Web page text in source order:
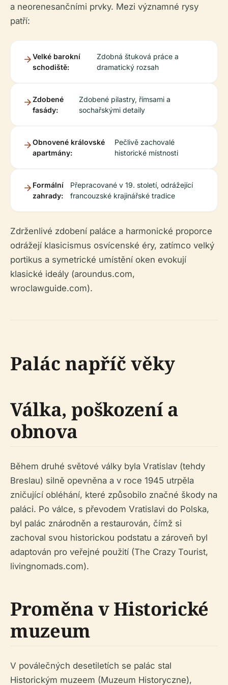
a neorenesančními prvky. Mezi významné rysy
patří:
Velké barokní
schodiště:
Zdobná štuková práce a
dramatický rozsah
Zdobené
fasády:
Zdobené pilastry, římsami a
sochařskými detaily
Obnovené královské
apartmány:
Pečlivě zachovalé
historické místnosti
Formální
zahrady:
Přepracované v 19. století, odrážející
francouzské krajinářské tradice
Zdrženlivé zdobení paláce a harmonické proporce
odrážejí klasicismus osvícenské éry, zatímco velký
portikus a symetrické umístění oken evokují
klasické ideály (aroundus.com,
wroclawguide.com).
Palác napříč věky
Válka, poškození a
obnova
Během druhé světové války byla Vratislav (tehdy
Breslau) silně opevněna a v roce 1945 utrpěla
zničující obléhání, které způsobilo značné škody na
paláci. Po válce, s převodem Vratislavi do Polska,
byl palác znárodněn a restaurován, čímž si
zachoval svou historickou podstatu a zároveň byl
adaptován pro veřejné použití (The Crazy Tourist,
livingnomads.com).
Proměna v Historické
muzeum
V poválečných desetiletích se palác stal
Historickým muzeem (Muzeum Historyczne),